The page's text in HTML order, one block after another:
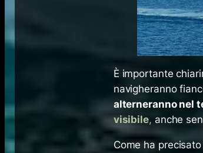
È importante
navigheranno
alterneranno nel
visibile, anche
Come ha